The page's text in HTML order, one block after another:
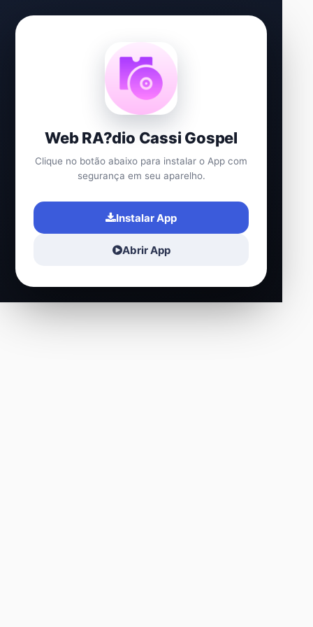
Web RA?dio Cassi Gospel
Clique no botão abaixo para instalar o App com
segurança em seu aparelho.
Instalar App
Abrir App